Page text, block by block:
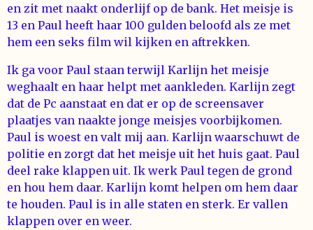
en zit met naakt onderlijf op de bank. Het meisje is
13 en Paul heeft haar 100 gulden beloofd als ze met
hem een seks film wil kijken en aftrekken.
Ik ga voor Paul staan terwijl Karlijn het meisje
weghaalt en haar helpt met aankleden. Karlijn zegt
dat de Pc aanstaat en dat er op de screensaver
plaatjes van naakte jonge meisjes voorbijkomen.
Paul is woest en valt mij aan. Karlijn waarschuwt de
politie en zorgt dat het meisje uit het huis gaat. Paul
deel rake klappen uit. Ik werk Paul tegen de grond
en hou hem daar. Karlijn komt helpen om hem daar
te houden. Paul is in alle staten en sterk. Er vallen
klappen over en weer.